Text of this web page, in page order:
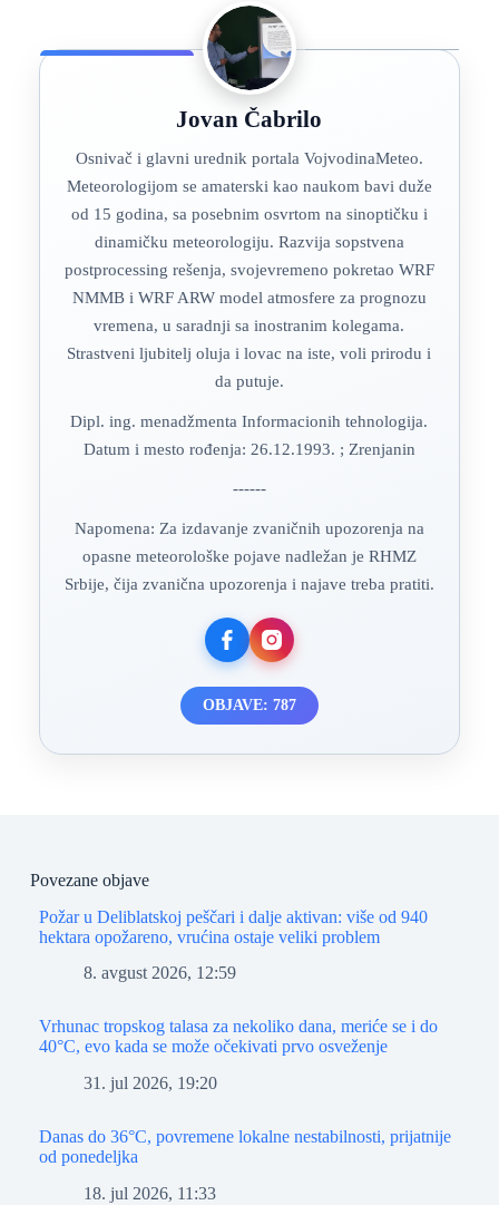
Jovan Čabrilo
Osnivač i glavni urednik portala VojvodinaMeteo.
Meteorologijom se amaterski kao naukom bavi duže
od 15 godina, sa posebnim osvrtom na sinoptičku i
dinamičku meteorologiju. Razvija sopstvena
postprocessing rešenja, svojevremeno pokretao WRF
NMMB i WRF ARW model atmosfere za prognozu
vremena, u saradnji sa inostranim kolegama.
Strastveni ljubitelj oluja i lovac na iste, voli prirodu i
da putuje.
Dipl. ing. menadžmenta Informacionih tehnologija.
Datum i mesto rođenja: 26.12.1993. ; Zrenjanin
------
Napomena: Za izdavanje zvaničnih upozorenja na
opasne meteorološke pojave nadležan je RHMZ
Srbije, čija zvanična upozorenja i najave treba pratiti.
OBJAVE: 787
Povezane objave
Požar u Deliblatskoj peščari i dalje aktivan: više od 940
hektara opožareno, vrućina ostaje veliki problem
8. avgust 2026, 12:59
Vrhunac tropskog talasa za nekoliko dana, meriće se i do
40°C, evo kada se može očekivati prvo osveženje
31. jul 2026, 19:20
Danas do 36°C, povremene lokalne nestabilnosti, prijatnije
od ponedeljka
18. jul 2026, 11:33